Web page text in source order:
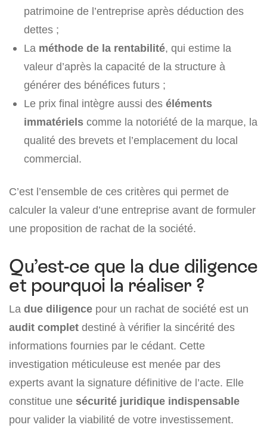
patrimoine de l’entreprise après déduction des
dettes ;
La méthode de la rentabilité, qui estime la
valeur d’après la capacité de la structure à
générer des bénéfices futurs ;
Le prix final intègre aussi des éléments
immatériels comme la notoriété de la marque, la
qualité des brevets et l’emplacement du local
commercial.
C’est l’ensemble de ces critères qui permet de
calculer la valeur d’une entreprise avant de formuler
une proposition de rachat de la société.
Qu’est-ce que la due diligence
et pourquoi la réaliser ?
La due diligence pour un rachat de société est un
audit complet destiné à vérifier la sincérité des
informations fournies par le cédant. Cette
investigation méticuleuse est menée par des
experts avant la signature définitive de l’acte. Elle
constitue une sécurité juridique indispensable
pour valider la viabilité de votre investissement.